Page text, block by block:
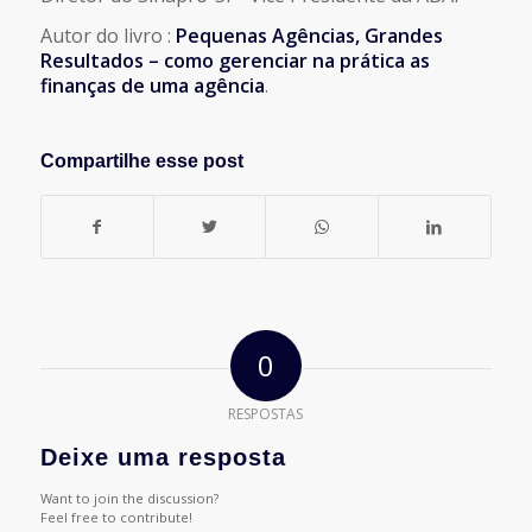
Autor do livro : Pequenas Agências, Grandes
Resultados – como gerenciar na prática as
finanças de uma agência.
Compartilhe esse post
0
RESPOSTAS
Deixe uma resposta
Want to join the discussion?
Feel free to contribute!